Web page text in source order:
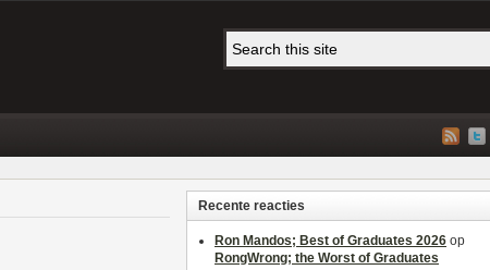
Recente reacties
Ron Mandos; Best of Graduates 2026 op
RongWrong; the Worst of Graduates